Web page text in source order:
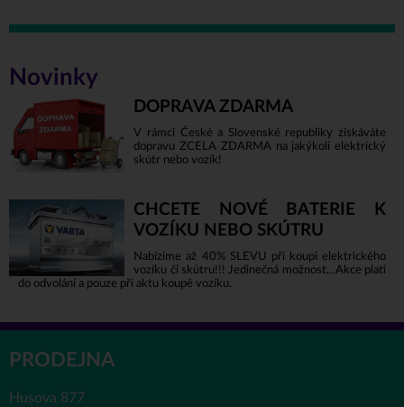
Novinky
DOPRAVA ZDARMA
V rámci České a Slovenské republiky získáváte
dopravu ZCELA ZDARMA na jakýkoli elektrický
skútr nebo vozík!
CHCETE NOVÉ BATERIE K
VOZÍKU NEBO SKÚTRU
Nabízíme až 40% SLEVU při koupi elektrického
vozíku či skútru!!! Jedinečná možnost…Akce platí
do odvolání a pouze při aktu koupě vozíku.
PRODEJNA
Husova 877